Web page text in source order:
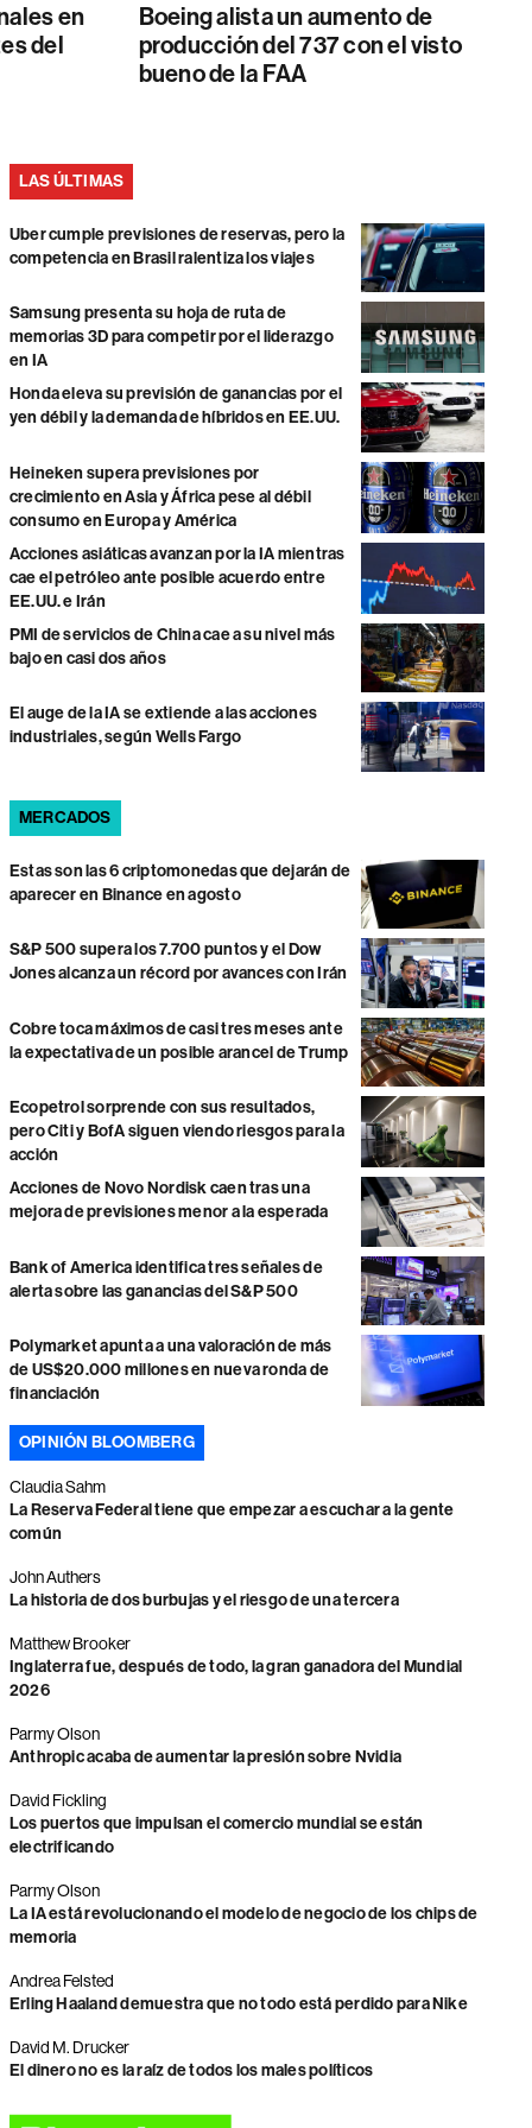
en
del
Boeing alista un aumento de
producción del 737 con el visto
bueno de la FAA
LAS ÚLTIMAS
Uber cumple previsiones de reservas, pero la
competencia en Brasil ralentiza los viajes
Samsung presenta su hoja de ruta de
memorias 3D para competir por el liderazgo
en IA
Honda eleva su previsión de ganancias por el
yen débil y la demanda de híbridos en EE.UU.
Heineken supera previsiones por
crecimiento en Asia y África pese al débil
consumo en Europa y América
Acciones asiáticas avanzan por la IA mientras
cae el petróleo ante posible acuerdo entre
EE.UU. e Irán
PMI de servicios de China cae a su nivel más
bajo en casi dos años
El auge de la IA se extiende a las acciones
industriales, según Wells Fargo
MERCADOS
Estas son las 6 criptomonedas que dejarán de
aparecer en Binance en agosto
S&P 500 supera los 7.700 puntos y el Dow
Jones alcanza un récord por avances con Irán
Cobre toca máximos de casi tres meses ante
la expectativa de un posible arancel de Trump
Ecopetrol sorprende con sus resultados,
pero Citi y BofA siguen viendo riesgos para la
acción
Acciones de Novo Nordisk caen tras una
mejora de previsiones menor a la esperada
Bank of America identifica tres señales de
alerta sobre las ganancias del S&P 500
Polymarket apunta a una valoración de más
de US$20.000 millones en nueva ronda de
financiación
OPINIÓN BLOOMBERG
Claudia Sahm
La Reserva Federal tiene que empezar a escuchar a la gente
común
John Authers
La historia de dos burbujas y el riesgo de una tercera
Matthew Brooker
Inglaterra fue, después de todo, la gran ganadora del Mundial
2026
Parmy Olson
Anthropic acaba de aumentar la presión sobre Nvidia
David Fickling
Los puertos que impulsan el comercio mundial se están
electrificando
Parmy Olson
La IA está revolucionando el modelo de negocio de los chips de
memoria
Andrea Felsted
Erling Haaland demuestra que no todo está perdido para Nike
David M. Drucker
El dinero no es la raíz de todos los males políticos